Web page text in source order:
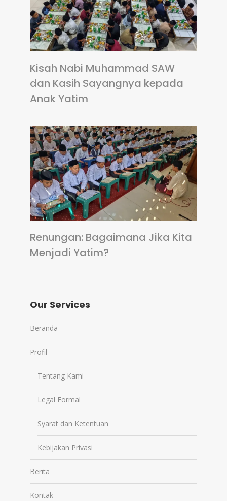
Kisah Nabi Muhammad SAW
dan Kasih Sayangnya kepada
Anak Yatim
Renungan: Bagaimana Jika Kita
Menjadi Yatim?
Our Services
Beranda
Profil
Tentang Kami
Legal Formal
Syarat dan Ketentuan
Kebijakan Privasi
Berita
Kontak